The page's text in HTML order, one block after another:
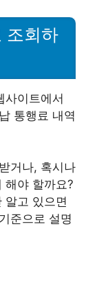
조회하
사이트에서
통행료 내역
거나, 혹시나
해야 할까요?
알고 있으면
준으로 설명